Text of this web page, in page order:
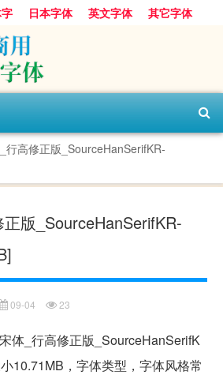
日本字体 英文字体
其它字体
行高修正版_SourceHanSerifKR-
版_SourceHanSerifKR-
09-04 23
体_行高修正版_SourceHanSerifK
10.71MB，字体类型，字体风格常